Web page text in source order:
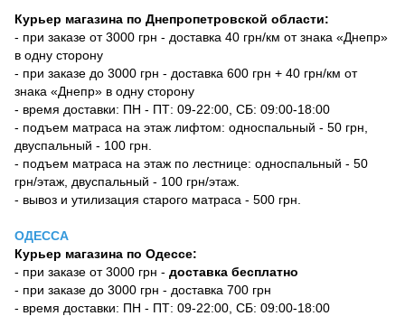
Курьер магазина по Днепропетровской области:
- при заказе от 3000 грн - доставка 40 грн/км от знака «Днепр»
в одну сторону
- при заказе до 3000 грн - доставка 600 грн + 40 грн/км от
знака «Днепр» в одну сторону
- время доставки: ПН - ПТ: 09-22:00, СБ: 09:00-18:00
- подъем матраса на этаж лифтом: односпальный - 50 грн,
двуспальный - 100 грн.
- подъем матраса на этаж по лестнице: односпальный - 50
грн/этаж, двуспальный - 100 грн/этаж.
- вывоз и утилизация старого матраса - 500 грн.
ОДЕССА
Курьер магазина по Одессе:
- при заказе от 3000 грн - доставка бесплатно
- при заказе до 3000 грн - доставка 700 грн
- время доставки: ПН - ПТ: 09-22:00, СБ: 09:00-18:00